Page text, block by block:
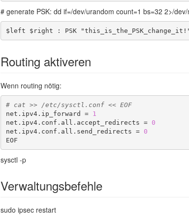
# generate PSK: dd if=/dev/urandom count=1 bs=32 2>/
$left $right : PSK
Routing aktiveren
Wenn routing nötig:
# cat >> /etc/sysctl.conf << EOF
net.ipv4.ip_forward = 1
net.ipv4.conf.all.accept_redirects = 0
net.ipv4.conf.all.send_redirects = 0
EOF
sysctl -p
Verwaltungsbefehle
sudo ipsec restart